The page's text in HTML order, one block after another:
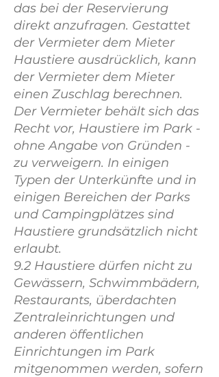
das bei der Reservierung
direkt anzufragen. Gestattet
der Vermieter dem Mieter
Haustiere ausdrücklich, kann
der Vermieter dem Mieter
einen Zuschlag berechnen.
Der Vermieter behält sich das
Recht vor, Haustiere im Park -
ohne Angabe von Gründen -
zu verweigern. In einigen
Typen der Unterkünfte und in
einigen Bereichen der Parks
und Campingplätzes sind
Haustiere grundsätzlich nicht
erlaubt.
9.2 Haustiere dürfen nicht zu
Gewässern, Schwimmbädern,
Restaurants, überdachten
Zentraleinrichtungen und
anderen öffentlichen
Einrichtungen im Park
mitgenommen werden, sofern